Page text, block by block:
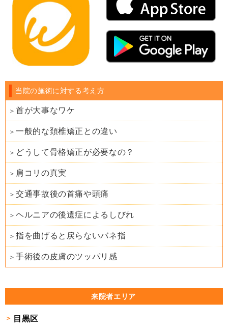
当院の施術に対する考え方
首が大事なワケ
一般的な頚椎矯正との違い
どうして骨格矯正が必要なの？
肩コリの真実
交通事故後の首痛や頭痛
ヘルニアの後遺症によるしびれ
指を曲げると戻らないバネ指
手術後の皮膚のツッパリ感
来院者エリア
目黒区